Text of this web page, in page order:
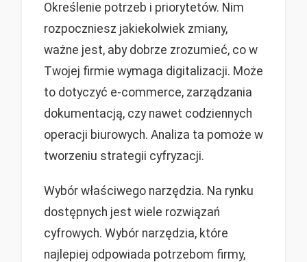
Określenie potrzeb i priorytetów. Nim
rozpoczniesz jakiekolwiek zmiany,
ważne jest, aby dobrze zrozumieć, co w
Twojej firmie wymaga digitalizacji. Może
to dotyczyć e-commerce, zarządzania
dokumentacją, czy nawet codziennych
operacji biurowych. Analiza ta pomoże w
tworzeniu strategii cyfryzacji.
Wybór właściwego narzędzia. Na rynku
dostępnych jest wiele rozwiązań
cyfrowych. Wybór narzędzia, które
najlepiej odpowiada potrzebom firmy,